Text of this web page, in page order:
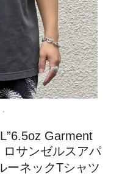
Garment
サンゼルスアパ
ネックTシャツ